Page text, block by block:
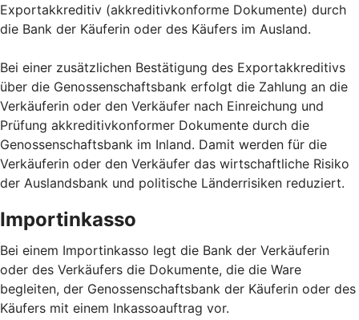
Exportakkreditiv (akkreditivkonforme Dokumente) durch
die Bank der Käuferin oder des Käufers im Ausland.
Bei einer zusätzlichen Bestätigung des Exportakkreditivs
über die Genossenschaftsbank erfolgt die Zahlung an die
Verkäuferin oder den Verkäufer nach Einreichung und
Prüfung akkreditivkonformer Dokumente durch die
Genossenschaftsbank im Inland. Damit werden für die
Verkäuferin oder den Verkäufer das wirtschaftliche Risiko
der Auslandsbank und politische Länderrisiken reduziert.
Importinkasso
Bei einem Importinkasso legt die Bank der Verkäuferin
oder des Verkäufers die Dokumente, die die Ware
begleiten, der Genossenschaftsbank der Käuferin oder des
Käufers mit einem Inkassoauftrag vor.